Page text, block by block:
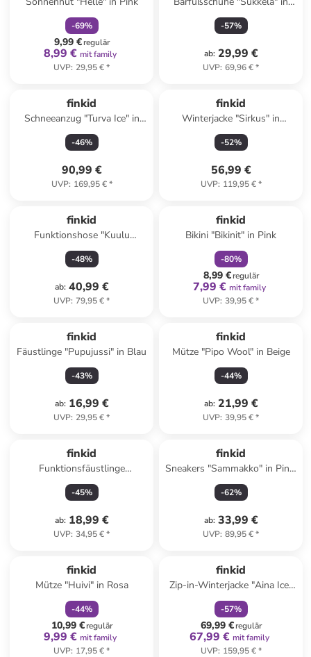
-69%
9,99 €regulär
8,99 € mit family
UVP: 29,95 €*
Khaki
-57%
ab: 29,99 €
UVP: 69,96 €*
finkid
Schneeanzug "Turva Ice" in
Blau
-46%
90,99 €
UVP: 169,95 €*
finkid
Winterjacke "Sirkus" in
Orange/ Petrol
-52%
56,99 €
UVP: 119,95 €*
finkid
Funktionshose "Kuulu
Canvas" in Blau
-48%
ab: 40,99 €
UVP: 79,95 €*
finkid
Bikini "Bikinit" in Pink
-80%
8,99 €regulär
7,99 € mit family
UVP: 39,95 €*
finkid
Fäustlinge "Pupujussi" in Blau
-43%
ab: 16,99 €
UVP: 29,95 €*
finkid
Mütze "Pipo Wool" in Beige
-44%
ab: 21,99 €
UVP: 39,95 €*
finkid
Funktionsfäustlinge
"Nupujussi Teddy" in Beige
-45%
ab: 18,99 €
UVP: 34,95 €*
finkid
Sneakers "Sammakko" in Pink/
Grau
-62%
ab: 33,99 €
UVP: 89,95 €*
finkid
Mütze "Huivi" in Rosa
-44%
10,99 €regulär
9,99 € mit family
UVP: 17,95 €*
finkid
Zip-in-Winterjacke "Aina Ice"
in Blau
-57%
69,99 €regulär
67,99 € mit family
UVP: 159,95 €*